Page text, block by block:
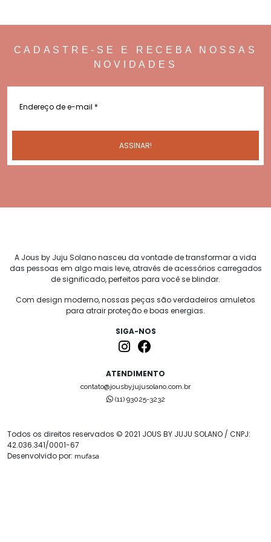
CADASTRE-SE E RECEBA NOSSAS
NOVIDADES
A Jous by Juju Solano nasceu da vontade de transformar a vida
das pessoas em algo mais leve, através de acessórios carregados
de significado, perfeitos para você se blindar.
Com design moderno, nossas peças são verdadeiros amuletos
para atrair proteção e boas energias.
SIGA-NOS
ATENDIMENTO
contato@jousbyjujusolano.com.br
(11) 93025-3232
Todos os direitos reservados © 2021 JOUS BY JUJU SOLANO / CNPJ:
42.036.341/0001-67
Desenvolvido por: mufasa